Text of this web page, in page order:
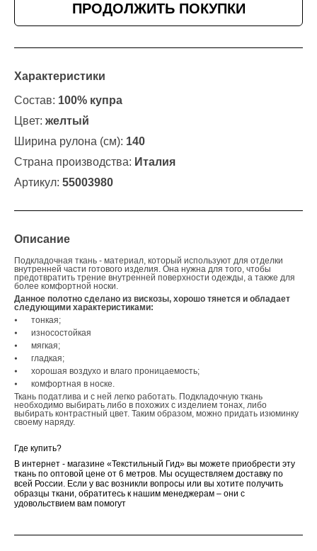
ПРОДОЛЖИТЬ ПОКУПКИ
Характеристики
Состав: 100% купра
Цвет: желтый
Ширина рулона (см): 140
Страна производства: Италия
Артикул: 55003980
Описание
Подкладочная ткань - материал, который используют для отделки
внутренней части готового изделия. Она нужна для того, чтобы
предотвратить трение внутренней поверхности одежды, а также для
более комфортной носки.
Данное полотно сделано из вискозы, хорошо тянется и обладает
следующими характеристиками:
⦁
тонкая;
⦁
износостойкая
⦁
мягкая;
⦁
гладкая;
⦁
хорошая воздухо и влаго проницаемость;
⦁
комфортная в носке.
Ткань податлива и с ней легко работать. Подкладочную ткань
необходимо выбирать либо в похожих с изделием тонах, либо
выбирать контрастный цвет. Таким образом, можно придать изюминку
своему наряду.
Где купить?
В интернет - магазине «Текстильный Гид» вы можете приобрести эту
ткань по оптовой цене от 6 метров. Мы осуществляем доставку по
всей России. Если у вас возникли вопросы или вы хотите получить
образцы ткани, обратитесь к нашим менеджерам – они с
удовольствием вам помогут